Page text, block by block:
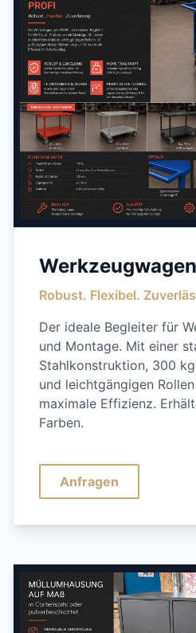
Werkzeugwagen
Robust. Flexibel.
Der ideale Begleiter für
und Montage. Mit einer
Stahlkonstruktion, 300
und leichtgängigen
maximale Effizienz.
Farben.
Anfragen